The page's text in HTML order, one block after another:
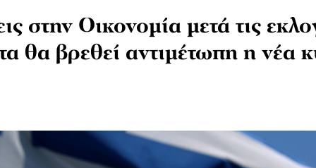
στην Οικονομία μετά τις
θα βρεθεί αντιμέτωπη η νέα